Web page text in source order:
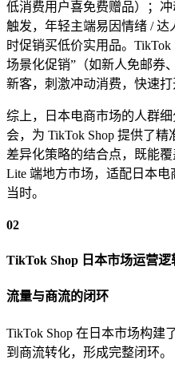
低消费用户喜免费赠品）；
触发，年轻主端易因情绪 /
时促销买低价实用品。
场景化促销”（如新人免邮券
新客，刺激冲动消费，快速打
综上，日本电商市场的人群
会，为 TikTok Shop 提供了
差异化策略的结合点，既能
Lite 端地方市场，适配日本电
当时。
02
TikTok Shop 日本市场运营逻
流量与商流的闭环
TikTok Shop 在日本市场构建
到商流转化，形成完整闭环。